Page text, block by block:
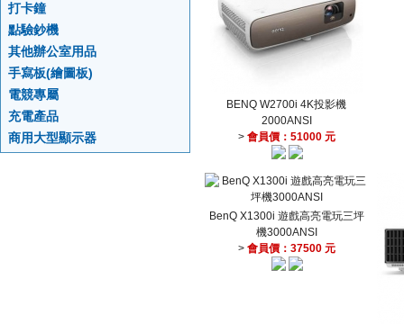
打卡鐘
點驗鈔機
其他辦公室用品
手寫板(繪圖板)
電競專屬
充電產品
商用大型顯示器
BENQ W2700i 4K投影機
2000ANSI
> 會員價：51000 元
BenQ X1300i 遊戲高亮電玩三坪
機3000ANSI
> 會員價：37500 元